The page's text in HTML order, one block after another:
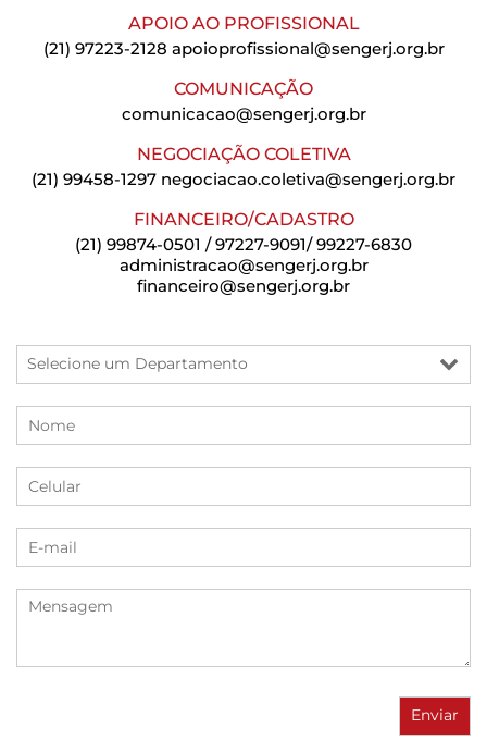
APOIO AO PROFISSIONAL
(21) 97223-2128 apoioprofissional@sengerj.org.br
COMUNICAÇÃO
comunicacao@sengerj.org.br
NEGOCIAÇÃO COLETIVA
(21) 99458-1297 negociacao.coletiva@sengerj.org.br
FINANCEIRO/CADASTRO
(21) 99874-0501 / 97227-9091/ 99227-6830
administracao@sengerj.org.br
financeiro@sengerj.org.br